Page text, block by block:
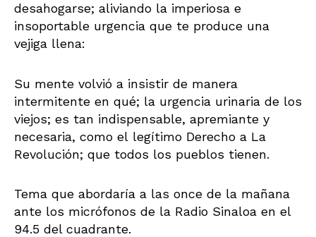
desahogarse; aliviando la imperiosa e
insoportable urgencia que te produce una
vejiga llena:
Su mente volvió a insistir de manera
intermitente en qué; la urgencia urinaria de los
viejos; es tan indispensable, apremiante y
necesaria, como el legítimo Derecho a La
Revolución; que todos los pueblos tienen.
Tema que abordaría a las once de la mañana
ante los micrófonos de la Radio Sinaloa en el
94.5 del cuadrante.